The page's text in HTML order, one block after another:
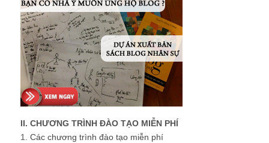
II. CHƯƠNG TRÌNH ĐÀO TẠO MIỄN PHÍ
1. Các chương trình đào tạo miễn phí